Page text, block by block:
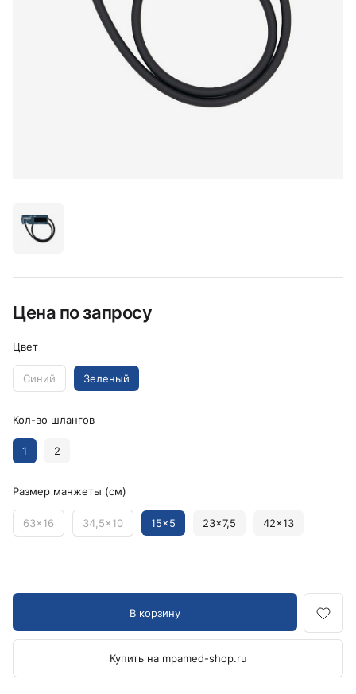
Цена по запросу
Цвет
Синий Зеленый
Кол-во шлангов
1 2
Размер манжеты (см)
63x16 34,5x10 15x5 23x7,5 42x13
В корзину
Купить на mpamed-shop.ru